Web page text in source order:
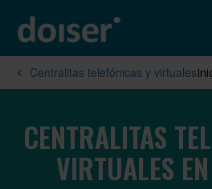
Centralitas telefónicas y virtuales
CENTRALITAS
VIRTUALES